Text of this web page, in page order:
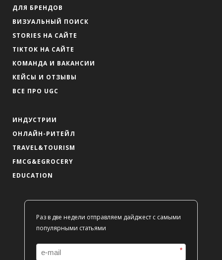
ДЛЯ БРЕНДОВ
ВИЗУАЛЬНЫЙ ПОИСК
STORIES НА САЙТЕ
TIKTOK НА САЙТЕ
КОМАНДА И ВАКАНСИИ
КЕЙСЫ И ОТЗЫВЫ
ВСЕ ПРО UGC
ИНДУСТРИИ
ОНЛАЙН-РИТЕЙЛ
TRAVEL&TOURISM
FMCG&EGROCERY
EDUCATION
Раз в две недели отправляем дайджест с самыми
популярными статьями
*